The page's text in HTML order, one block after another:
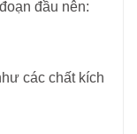
đầu nên:
các chất kích